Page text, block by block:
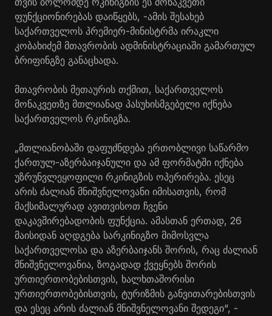
ფუნქციონირებას დაიწყებს, -ამის შესახებ
საქართველოს პრემიერ-მინისტრმა ირაკლი
კობახიძემ მთავრობის ადმინისტრაციაში გამართულ
ბრიფინგზე განაცხადა.
მთავრობის მეთაურის თქმით, საქართველოს
მონაკვეთზე მთლიანად პასუხისმგებელი იქნება
საქართველოს რკინიგზა.
„მთლიანობაში დაფუძნდება ერთობლივი საწარმო
ქართულ-აზერბაიჯანული და ამ ფორმატში იქნება
უზრუნვლეყოფილი რკინიგზის ოპერირება. ესეც
არის ძალიან მნიშვნელოვანი იმისათვის, რომ
მაქსიმალურად ავითვისოთ ჩვენი
დაკავშირებადობის ფუნქცია. ამასთან ერთად, 26
მაისიდან აღდგება სარკინიგზო მიმოსვლა
საქართველოსა და აზერბაიჯანს შორის, რაც ძალიან
მნიშვნელოვანია, ზოგადად ქვეყნებს შორის
ურთიერთობებისთვის, ხალხთაშორისი
ურთიერთობებისთვის, ტურიზმის განვითარებისთვის
და ესეც არის ძალიან მნიშვნელოვანი შედეგი“, -